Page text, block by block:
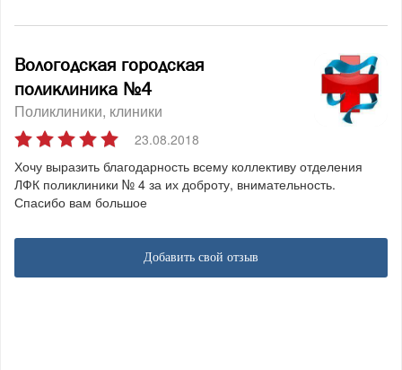
Вологодская городская
поликлиника №4
Поликлиники, клиники
23.08.2018
Хочу выразить благодарность всему коллективу отделения
ЛФК поликлиники № 4 за их доброту, внимательность.
Спасибо вам большое
Добавить свой отзыв